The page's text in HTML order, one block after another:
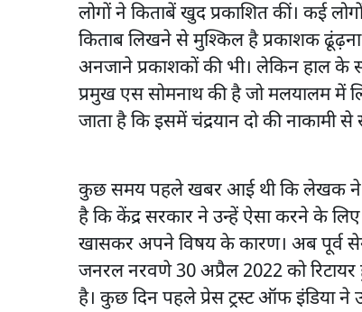
लोगों ने किताबें खुद प्रकाशित कीं। कई
किताब लिखने से मुश्किल है प्रकाशक
अनजाने प्रकाशकों की भी। लेकिन हाल के
प्रमुख एस सोमनाथ की है जो मलयालम में
जाता है कि इसमें चंद्रयान दो की नाकामी
कुछ समय पहले खबर आई थी कि लेखक ने
है कि केंद्र सरकार ने उन्हें ऐसा करने के
खासकर अपने विषय के कारण। अब पूर्व
जनरल नरवणे 30 अप्रैल 2022 को
है। कुछ दिन पहले प्रेस ट्रस्ट ऑफ इंडिया